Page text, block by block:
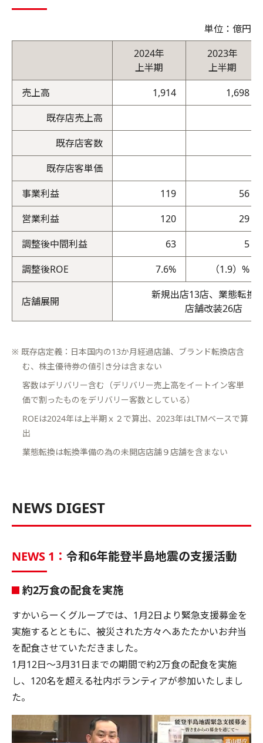
単位：億円
2024年
上半期
2023年
上半期
売上高
1,914
1,698
既存店売上高
既存店客数
既存店客単価
事業利益
119
56
営業利益
120
29
調整後中間利益
63
5
調整後ROE
7.6% （1.9）%
店舗展開
新規出店13店、業態転換
店舗改装26店
※ 既存店定義：日本国内の13か月経過店舗、ブランド転換店含
む、株主優待券の値引き分は含まない
客数はデリバリー含む（デリバリー売上高をイートイン客単
価で割ったものをデリバリー客数としている）
ROEは2024年は上半期ｘ２で算出、2023年はLTMベースで算
出
業態転換は転換準備の為の未開店店舗９店舗を含まない
NEWS DIGEST
NEWS 1： 令和6年能登半島地震の支援活動
約2万食の配食を実施
すかいらーくグループでは、1月2日より緊急支援募金を
実施するとともに、被災された方々へあたたかいお弁当
を配食させていただきました。
1月12日〜3月31日までの期間で約2万食の配食を実施
し、120名を超える社内ボランティアが参加いたしまし
た。